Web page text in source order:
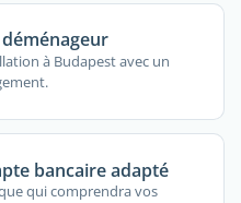
à Budapest avec un
bancaire adapté
qui comprendra vos